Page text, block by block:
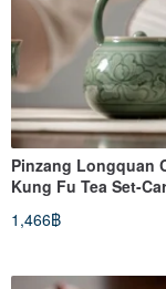
Pinzang Longquan
Kung Fu Tea Set-
Peony Teapot
1,466฿